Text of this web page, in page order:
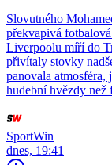
Slovutného
překvapivá
Liverpoolu míří do
přivítaly stovky
panovala atmosféra,
hudební hvězdy než
SportWin
dnes, 19:41